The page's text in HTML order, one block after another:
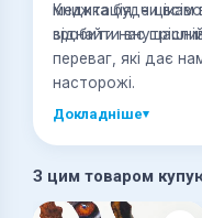
медитація, чи
зробити нас
Книжка буде
віднайти
переваг, які дає
насторожі.
Докладніше▾
З цим товаром